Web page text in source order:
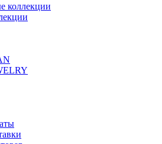
коллекции